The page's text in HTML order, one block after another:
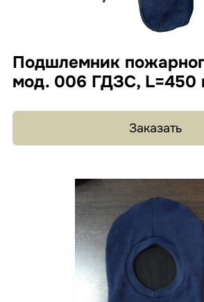
Подшлемник
мод. 006 ГДЗС, L=450
Заказать